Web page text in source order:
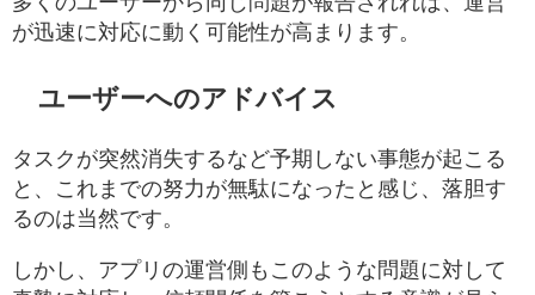
が迅速に対応に動く可能性が高まります。
ユーザーへのアドバイス
タスクが突然消失するなど予期しない事態が起こる
と、これまでの努力が無駄になったと感じ、落胆す
るのは当然です。
しかし、アプリの運営側もこのような問題に対して